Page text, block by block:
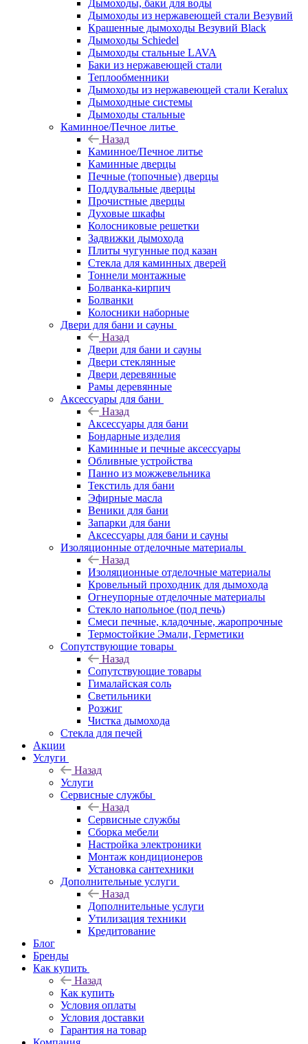
Дымоходы, баки для воды
Дымоходы из нержавеющей стали Везувий
Крашенные дымоходы Везувий Black
Дымоходы Schiedel
Дымоходы стальные LAVA
Баки из нержавеющей стали
Теплообменники
Дымоходы из нержавеющей стали Keralux
Дымоходные системы
Дымоходы стальные
Каминное/Печное литье
Назад
Каминное/Печное литье
Каминные дверцы
Печные (топочные) дверцы
Поддувальные дверцы
Прочистные дверцы
Духовые шкафы
Колосниковые решетки
Задвижки дымохода
Плиты чугунные под казан
Стекла для каминных дверей
Тоннели монтажные
Болванка-кирпич
Болванки
Колосники наборные
Двери для бани и сауны
Назад
Двери для бани и сауны
Двери стеклянные
Двери деревянные
Рамы деревянные
Аксессуары для бани
Назад
Аксессуары для бани
Бондарные изделия
Каминные и печные аксессуары
Обливные устройства
Панно из можжевельника
Текстиль для бани
Эфирные масла
Веники для бани
Запарки для бани
Аксессуары для бани и сауны
Изоляционные отделочные материалы
Назад
Изоляционные отделочные материалы
Кровельный проходник для дымохода
Огнеупорные отделочные материалы
Стекло напольное (под печь)
Смеси печные, кладочные, жаропрочные
Термостойкие Эмали, Герметики
Сопутствующие товары
Назад
Сопутствующие товары
Гималайская соль
Светильники
Розжиг
Чистка дымохода
Стекла для печей
Акции
Услуги
Назад
Услуги
Сервисные службы
Назад
Сервисные службы
Сборка мебели
Настройка электроники
Монтаж кондиционеров
Установка сантехники
Дополнительные услуги
Назад
Дополнительные услуги
Утилизация техники
Кредитование
Блог
Бренды
Как купить
Назад
Как купить
Условия оплаты
Условия доставки
Гарантия на товар